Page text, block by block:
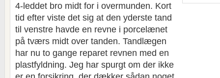
4-leddet bro midt for i overmunden. Kort
tid efter viste det sig at den yderste tand
til venstre havde en revne i porcelænet
på tværs midt over tanden. Tandlægen
har nu to gange reparet revnen med en
plastfyldning. Jeg har spurgt om der ikke